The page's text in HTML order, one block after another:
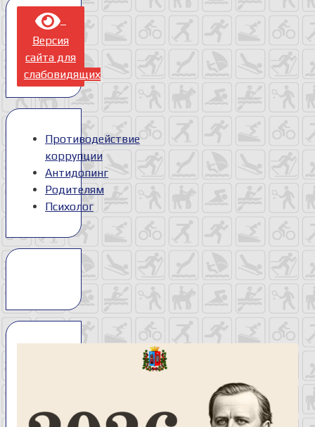
Версия
сайта для
слабовидящих
Противодействие
коррупции
Антидопинг
Родителям
Психолог